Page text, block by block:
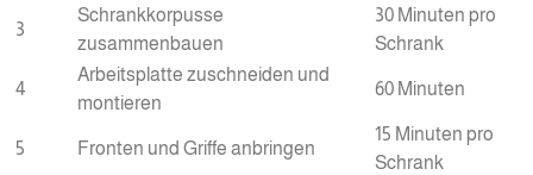
3
Schrankkorpusse
zusammenbauen
30 Minuten pro
Schrank
4
Arbeitsplatte zuschneiden und
montieren
60 Minuten
5 Fronten und Griffe anbringen
15 Minuten pro
Schrank